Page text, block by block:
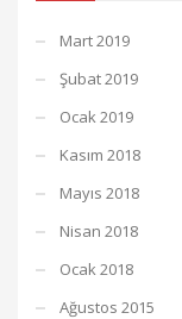
Mart 2019
Şubat 2019
Ocak 2019
Kasım 2018
Mayıs 2018
Nisan 2018
Ocak 2018
Ağustos 2015